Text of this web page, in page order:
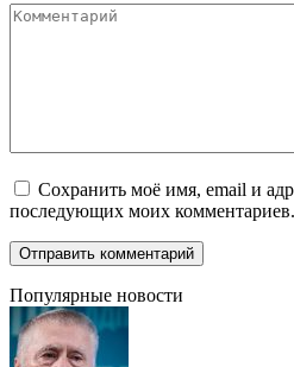
Комментарий
Сохранить моё имя, email и
последующих моих комментариев.
Популярные новости